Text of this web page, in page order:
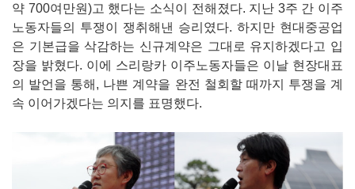
약 700여만원)고 했다는 소식이 전해졌다. 지난 3주 간 이주
노동자들의 투쟁이 쟁취해낸 승리였다. 하지만 현대중공업
은 기본급을 삭감하는 신규계약은 그대로 유지하겠다고 입
장을 밝혔다. 이에 스리랑카 이주노동자들은 이날 현장대표
의 발언을 통해, 나쁜 계약을 완전 철회할 때까지 투쟁을 계
속 이어가겠다는 의지를 표명했다.